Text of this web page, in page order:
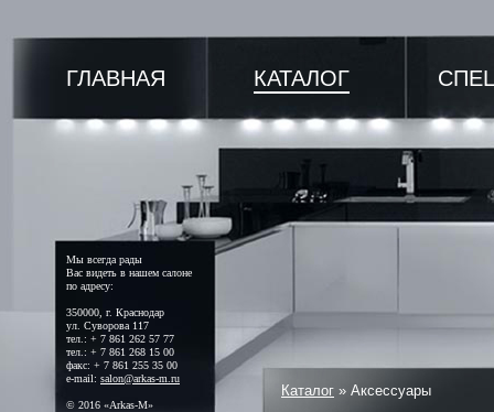
Мы всегда рады
Вас видеть в нашем салоне
по адресу:
350000, г. Краснодар
ул. Суворова 117
тел.: + 7 861 262 57 77
тел.: + 7 861 268 15 00
факс: + 7 861 255 35 00
e-mail: salon@arkas-m.ru
© 2016 «Arkas-M»
ГЛАВНАЯ КАТАЛОГ
Каталог » Аксессуары